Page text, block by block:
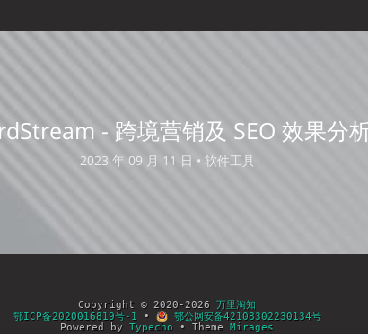
- 跨境营销及 SEO 效果分
2023 年 09 月 11 日 • 软件工具
Copyright © 2020-2026 万里淘知
鄂ICP备2020016819号-1 •
鄂公网安备42108302230134号
Powered by Typecho • Theme Mirages